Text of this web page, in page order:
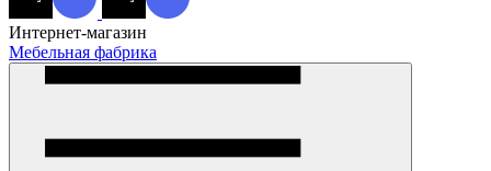
Интернет-магазин
Мебельная фабрика